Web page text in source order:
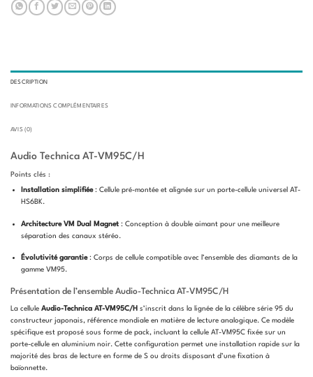
DESCRIPTION
INFORMATIONS COMPLÉMENTAIRES
AVIS (0)
Audio Technica AT-VM95C/H
Points clés :
Installation simplifiée: Cellule pré-montée et alignée sur un porte-cellule universel AT-
HS6BK.
Architecture VM Dual Magnet: Conception à double aimant pour une meilleure
séparation des canaux stéréo.
Évolutivité garantie: Corps de cellule compatible avec l’ensemble des diamants de la
gamme VM95.
Présentation de l’ensemble Audio-Technica AT-VM95C/H
La cellule Audio-Technica AT-VM95C/H s’inscrit dans la lignée de la célèbre série 95 du
constructeur japonais, référence mondiale en matière de lecture analogique. Ce modèle
spécifique est proposé sous forme de pack, incluant la cellule AT-VM95C fixée sur un
porte-cellule en aluminium noir. Cette configuration permet une installation rapide sur la
majorité des bras de lecture en forme de S ou droits disposant d’une fixation à
baïonnette.